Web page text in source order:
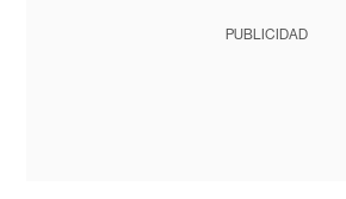
PUBLICIDAD